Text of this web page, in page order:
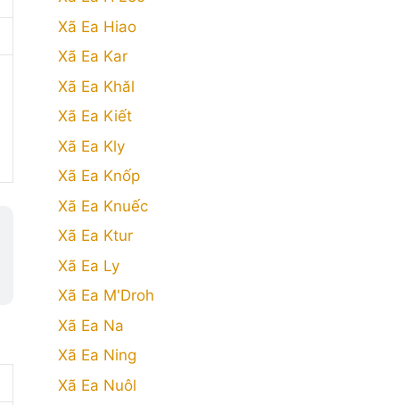
Xã Ea Hiao
Xã Ea Kar
Xã Ea Khăl
Xã Ea Kiết
Xã Ea Kly
Xã Ea Knốp
Xã Ea Knuếc
Xã Ea Ktur
Xã Ea Ly
Xã Ea M'Droh
Xã Ea Na
Xã Ea Ning
Xã Ea Nuôl